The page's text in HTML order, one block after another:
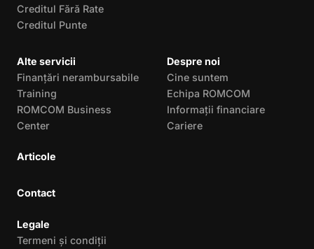
Creditul Fără Rate
Creditul Punte
Alte servicii
Finanțări nerambursabile
Training
ROMCOM Business
Center
Articole
Despre noi
Cine suntem
Echipa ROMCOM
Informații financiare
Cariere
Contact
Legale
Termeni și condiții